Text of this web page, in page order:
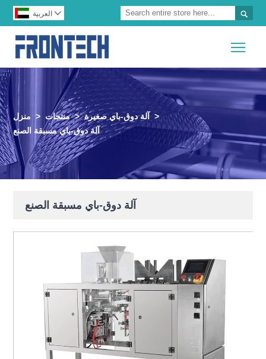
 العربية 
منزل > منتجات > آلة دوق-باي صغيرة
>
آلة دوق-باي مسبقة الصنع
آلة دوق-باي مسبقة الصنع